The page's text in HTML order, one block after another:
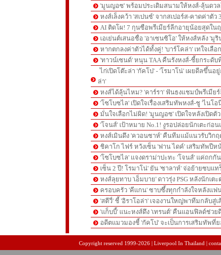
'มูนญอซ' พร้อมประเดิมสนามให้หงส์-ลุ้นดว
หงส์เล็งคว้า 'สเปนซ์' จากสเปอร์ส-คาดค่าตัว
AI ติดโผ! 7 กุนซือพรีเมียร์ลีกอายุน้อยสุดใน
เอเย่นต์เสนอชื่อ 'อาเซนซิโอ' ให้หงส์หลัง 'มู
หากตกลงค่าตัวได้ทั้งคู่! 'บาร์โคล่า' เทใจเลือ
'ทาวน์เซนด์' หนุน TAA คืนรังหงส์-ชี้ยกระดั
ไก่เปิดโต๊ะล่า 'กัคโป' - 'โรมาโน่' เผยดีลขึ้นอ
ล่า'
หงส์ได้ลุ้นไหม? 'คาร์รา' ฟันธงแชมป์พรีเมีย
'โซโบซไล' เปิดใจเรื่องเสริมทัพหงส์-ชู 'ไนโ
มั่นใจเลือกไม่ผิด! 'มูนญอซ' เปิดใจหลังเปิดตั
'โจนส์' เป้าหมาย No.1! งูรอปล่อยนักเตะก่อ
หงส์เมินดึง 'ควอนซาห์' คืนทีมแม้แนวรับวิก
ชิคาโก ไฟร์ หวังเซ็น 'ฟาน ไดค์' เสริมทัพปีห
'โซโบซไล' แจงดราม่าปะทะ 'โจนส์' แค่ถกกั
เซ็น 2 ปี! โรมาโน่' ยัน 'ซาลาห์' จ่อย้ายซบแ
หงส์ลุยทาบ 'เอ็มบาย' ดาวรุ่ง PSG หลังนักเต
ครอบครัว 'คีแกน' ซาบซึ้งทุกกำลังใจหลังแฟ
'สตีวี่' ชี้ 'อิราโอล่า' เจองานใหญ่พาทีมกลับสู่
'แก็บบี้' แนะหงส์ดึง 'เทรนต์' คืนแอนฟิลด์ช่วย
อดีตแมวมองชี้ 'กัคโป' จะเป็นการเสริมทัพที่
Copyright reserved 1999-2026 | Liverpool In Thailand |